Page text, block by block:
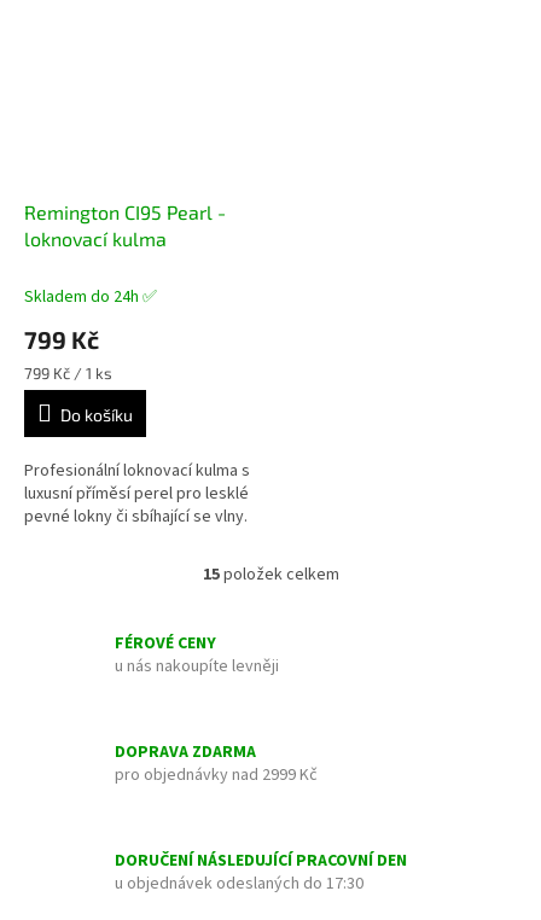
Remington CI95 Pearl -
loknovací kulma
Skladem do 24h ✅
799 Kč
Měrná
cena:
799 Kč / 1 ks
Do košíku
Profesionální loknovací kulma s
luxusní příměsí perel pro lesklé
pevné lokny či sbíhající se vlny.
O
á
d
p
y
v
15položek celkem
FÉROVÉ CENY
u nás nakoupíte levněji
DOPRAVA ZDARMA
pro objednávky nad 2999 Kč
DORUČENÍ NÁSLEDUJÍCÍ PRACOVNÍ DEN
u objednávek odeslaných do 17:30